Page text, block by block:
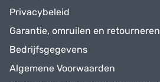
Privacybeleid
Garantie, omruilen en retourneren
Bedrijfsgegevens
Algemene Voorwaarden